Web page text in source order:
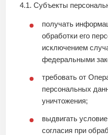
4.1. Субъекты
получать
обработки его
исключением
федеральными
требовать от
персональных
уничтожения;
выдвигать
согласия при